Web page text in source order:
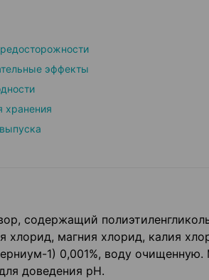
эффекты
хранения
содержащий
хлорид, магния хлорид, калия
1) 0,001%, воду
доведения pH.